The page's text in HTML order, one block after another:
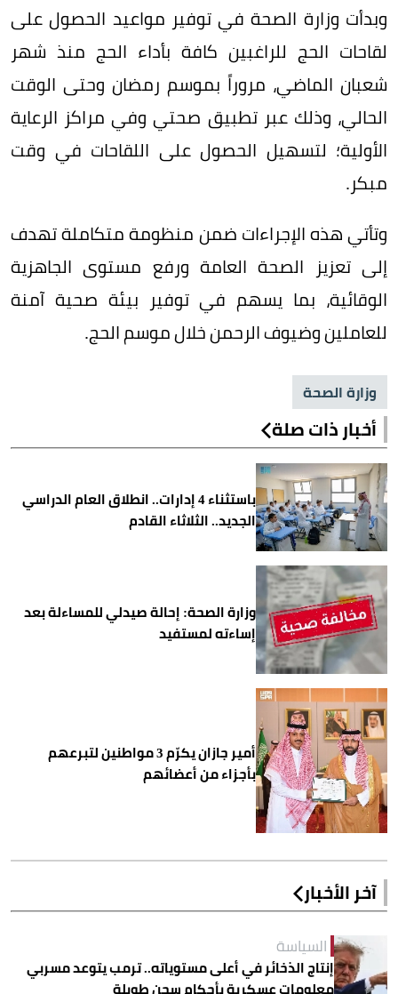
وبدأت وزارة الصحة في توفير مواعيد الحصول على
لقاحات الحج للراغبين كافة بأداء الحج منذ شهر
شعبان الماضي، مروراً بموسم رمضان وحتى الوقت
الحالي، وذلك عبر تطبيق صحتي وفي مراكز الرعاية
الأولية؛ لتسهيل الحصول على اللقاحات في وقت
مبكر.
وتأتي هذه الإجراءات ضمن منظومة متكاملة تهدف
إلى تعزيز الصحة العامة ورفع مستوى الجاهزية
الوقائية، بما يسهم في توفير بيئة صحية آمنة
للعاملين وضيوف الرحمن خلال موسم الحج.
وزارة الصحة
أخبار ذات صلة
باستثناء 4 إدارات.. انطلاق العام الدراسي
الجديد.. الثلاثاء القادم
وزارة الصحة: إحالة صيدلي للمساءلة بعد
إساءته لمستفيد
أمير جازان يكرّم 3 مواطنين لتبرعهم
بأجزاء من أعضائهم
آخر الأخبار
السياسة
إنتاج الذخائر في أعلى مستوياته.. ترمب يتوعد مسربي